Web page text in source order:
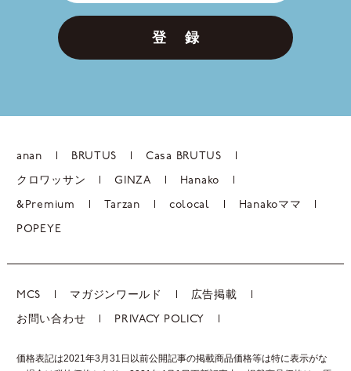
登 録
anan BRUTUS Casa BRUTUS
クロワッサン GINZA Hanako
&Premium Tarzan colocal Hanakoママ
POPEYE
MCS マガジンワールド 広告掲載
お問い合わせ PRIVACY POLICY
価格表記は2021年3月31日以前公開記事の掲載商品価格等は特に表示がな